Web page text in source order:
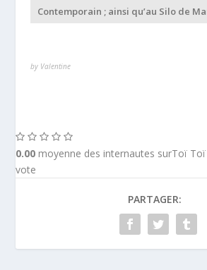
Contemporain ; ainsi qu’au Silo de
by Valentine
0.00 moyenne des internautes surToï
vote
PARTAGER: